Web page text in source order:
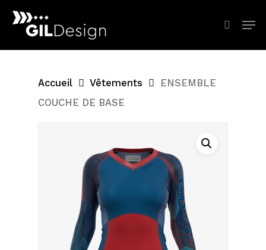
Skip
Accueil Vêtements
ENSEMBLE
COUCHE DE BASE